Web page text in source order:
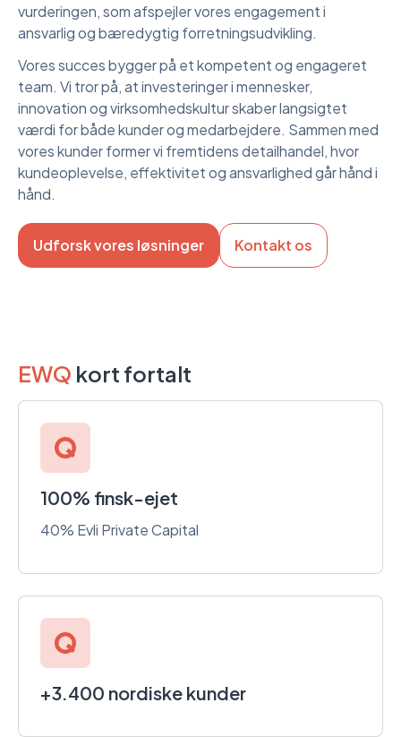
vurderingen, som afspejler vores engagement i
ansvarlig og bæredygtig forretningsudvikling.
Vores succes bygger på et kompetent og engageret
team. Vi tror på, at investeringer i mennesker,
innovation og virksomhedskultur skaber langsigtet
værdi for både kunder og medarbejdere. Sammen med
vores kunder former vi fremtidens detailhandel, hvor
kundeoplevelse, effektivitet og ansvarlighed går hånd i
hånd.
Udforsk vores løsninger Kontakt os
EWQ kort fortalt
100% finsk-ejet
40% Evli Private Capital
+3.400 nordiske kunder